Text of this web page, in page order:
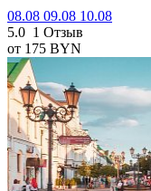
08.08 09.08 10.08
5.0 1 Отзыв
от 175 BYN